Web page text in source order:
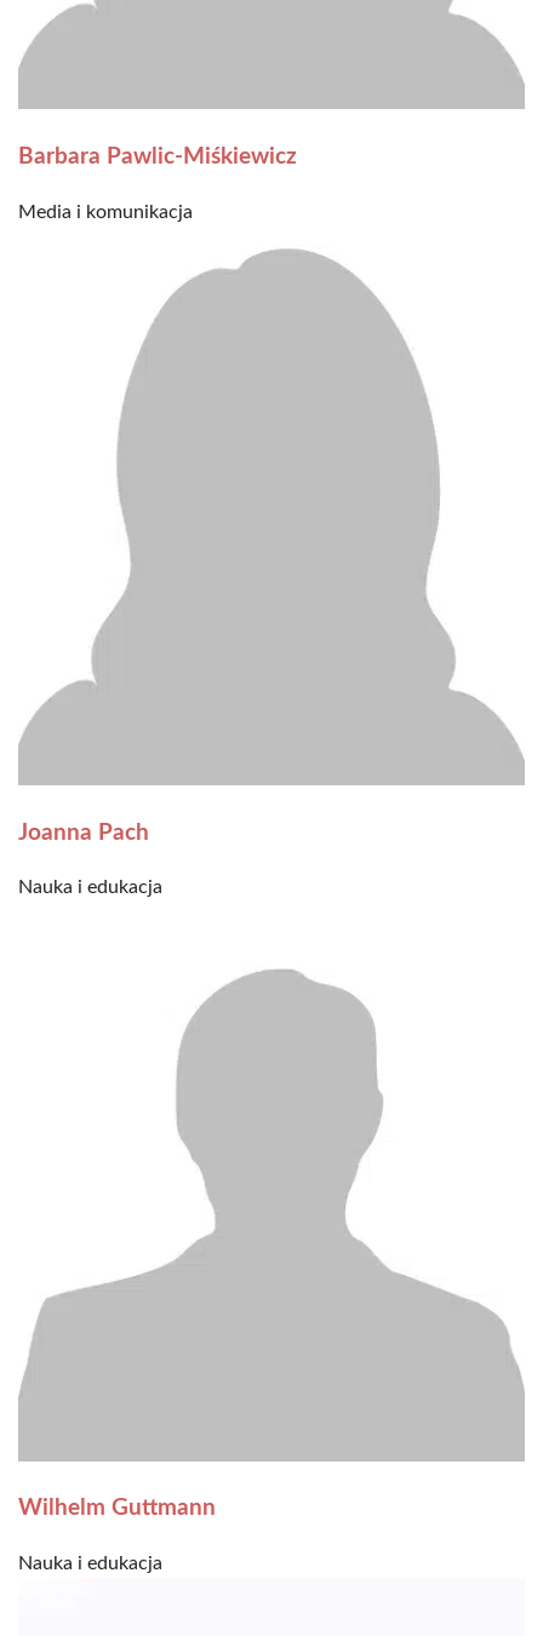
Barbara Pawlic-Miśkiewicz
Media i komunikacja
Joanna Pach
Nauka i edukacja
Wilhelm Guttmann
Nauka i edukacja